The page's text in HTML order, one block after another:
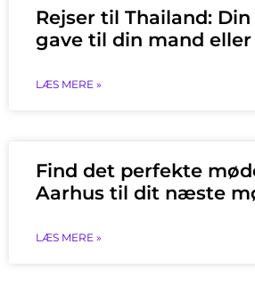
Rejser til Thailand:
gave til din mand
LÆS MERE »
Find det perfekte
Aarhus til dit næste
LÆS MERE »